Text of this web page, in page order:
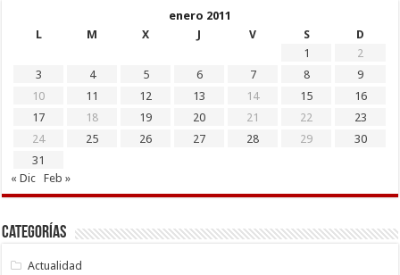
enero 2011
L
M X J V S
D
1
2
3
4 5 6 7 8
9
10
11 12 13 14 15
16
17
18 19 20 21 22
23
24
25 26 27 28 29
30
31
« Dic
Feb »
Categorías
Actualidad